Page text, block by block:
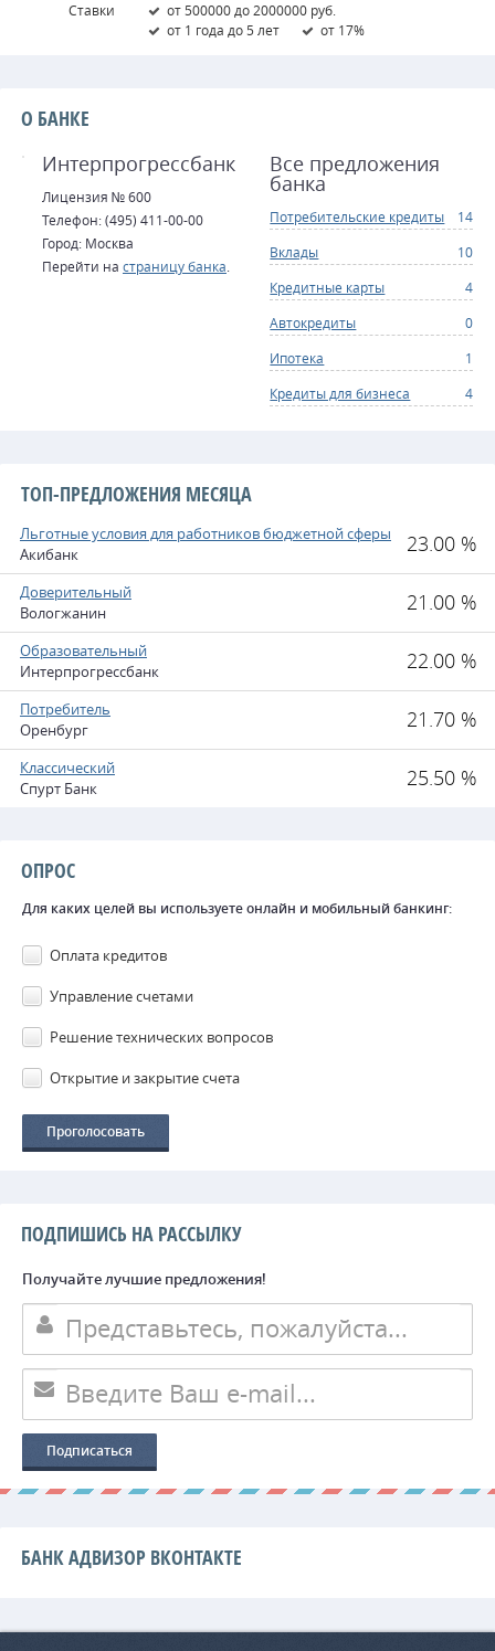
Ставки
от 500000 до 2000000 руб.
от 1 года до 5 лет
от 17%
О БАНКЕ
Интерпрогрессбанк
Лицензия № 600
Телефон: (495) 411-00-00
Город: Москва
Перейти на страницу банка
Все предложения
банка
Потребительские кредиты
14
Вклады
10
Кредитные карты
4
Автокредиты
0
Ипотека
1
Кредиты для бизнеса
4
ТОП-ПРЕДЛОЖЕНИЯ МЕСЯЦА
Льготные условия для работников бюджетной сферы
Акибанк
23.00 %
Доверительный
Вологжанин
21.00 %
Образовательный
Интерпрогрессбанк
22.00 %
Потребитель
Оренбург
21.70 %
Классический
Спурт Банк
25.50 %
ОПРОС
Для каких целей вы используете онлайн и мобильный банкинг:
Оплата кредитов
Управление счетами
Решение технических вопросов
Открытие и закрытие счета
ПОДПИШИСЬ НА РАССЫЛКУ
Получайте лучшие предложения!
БАНК АДВИЗОР ВКОНТАКТЕ